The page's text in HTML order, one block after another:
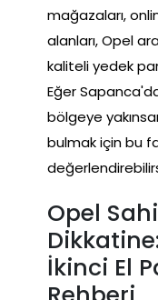
mağazaları,
alanları, Opel
kaliteli yedek
Eğer
bölgeye
bulmak için bu
Opel
İkinci El